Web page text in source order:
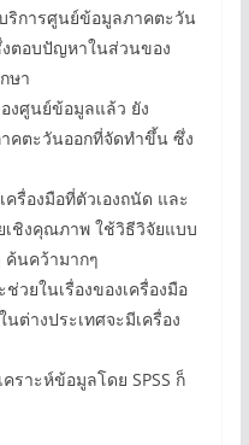
ริการศูนย์ข้อมูลภาคตะวัน
งตอบปัญหาในส่วนของ
ษา
งศูนย์ข้อมูลแล้ว ยัง
คตะวันออกที่จัดทำขึ้น ซึ่ง
ครื่องมือที่ตัวเองถนัด และ
เชิงคุณภาพ ใช้วิธีวิจัยแบบ
ค้นคว้ามากๆ
วยในเรื่องของเครื่องมือ
ต่างประเทศจะมีเครื่อง
ราะห์ข้อมูลโดย SPSS ก็